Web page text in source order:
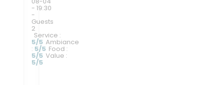
- 19:30
-
Guests
2
Service :
5/5 Ambiance
: 5/5 Food :
5/5 Value :
5/5